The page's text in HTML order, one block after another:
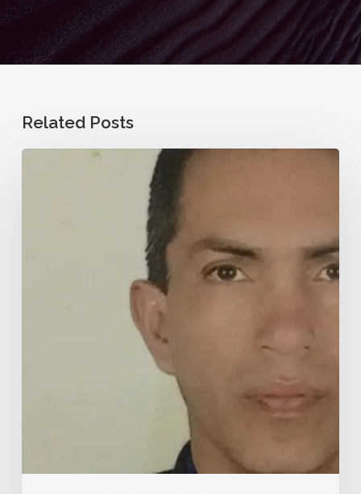
Related Posts